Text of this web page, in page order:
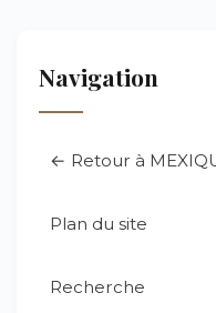
Navigation
← Retour à
Plan du site
Recherche